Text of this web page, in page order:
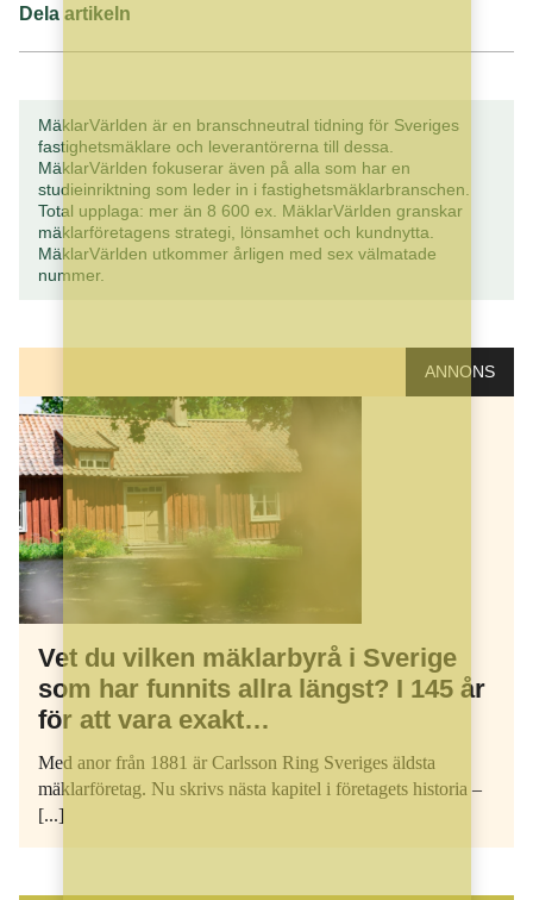
Dela artikeln
MäklarVärlden är en branschneutral tidning för Sveriges
fastighetsmäklare och leverantörerna till dessa.
MäklarVärlden fokuserar även på alla som har en
studieinriktning som leder in i fastighetsmäklarbranschen.
Total upplaga: mer än 8 600 ex. MäklarVärlden granskar
mäklarföretagens strategi, lönsamhet och kundnytta.
MäklarVärlden utkommer årligen med sex välmatade
nummer.
ANNONS
Vet du vilken mäklarbyrå i Sverige
som har funnits allra längst? I 145 år
för att vara exakt…
Med anor från 1881 är Carlsson Ring Sveriges äldsta
mäklarföretag. Nu skrivs nästa kapitel i företagets historia –
[...]